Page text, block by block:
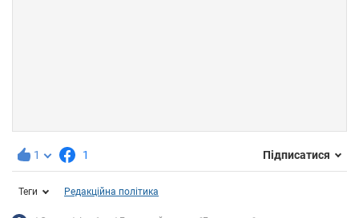
1 1 Підписатися
Теги Редакційна політика